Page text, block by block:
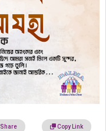
Share Copy Link